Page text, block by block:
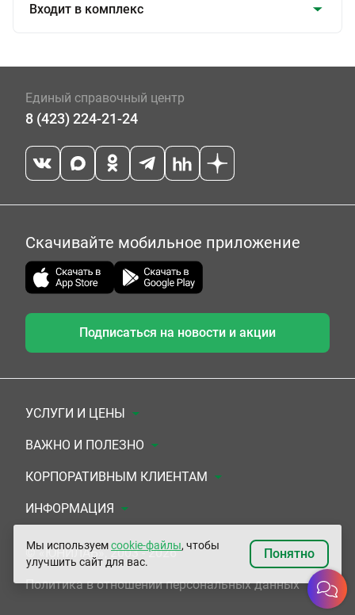
Входит в комплекс
Единый справочный центр
8 (423) 224-21-24
Скачивайте мобильное приложение
Подписаться на новости и акции
УСЛУГИ И ЦЕНЫ
Анализы
Комплексы
УЗИ
ЭКГ/Холтер/СМАД
Приемы врачей
ВАЖНО И ПОЛЕЗНО
Документы для заключения договора
Система скидок
Подарочные сертификаты
Сертификаты на комплексные программы
КОРПОРАТИВНЫМ КЛИЕНТАМ
Медицинским организациям
Прочим организациям
ИНФОРМАЦИЯ
О Компании
Контакты
© «ЮНИЛАБ», 2003 - 2026
Политика в отношении персональных данных
Мы используемcookie-файлы, чтобы
улучшить сайт для вас.
Понятно